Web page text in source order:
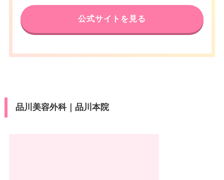
公式サイトを見る
品川美容外科｜品川本院